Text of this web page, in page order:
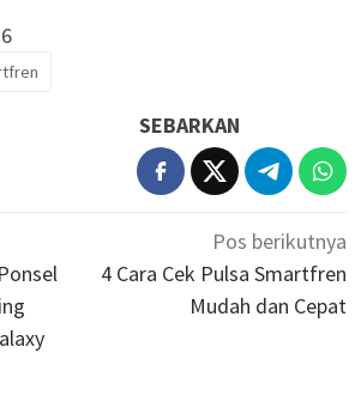
SEBARKAN
Pos berikutnya
4 Cara Cek Pulsa Smartfren
Mudah dan Cepat